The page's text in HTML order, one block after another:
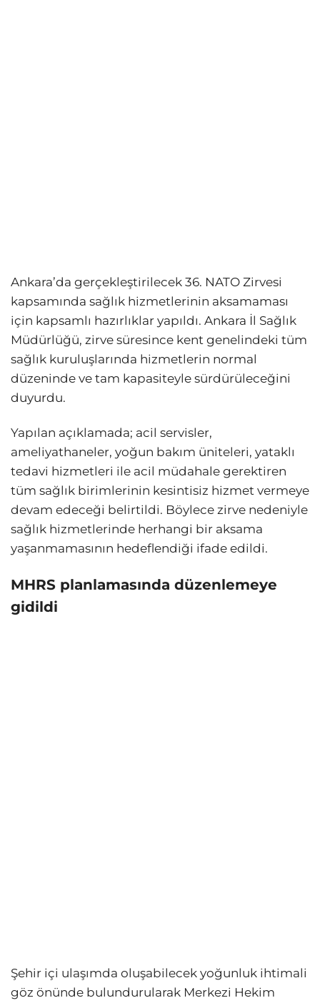
Ankara’da gerçekleştirilecek 36. NATO Zirvesi
kapsamında sağlık hizmetlerinin aksamaması
için kapsamlı hazırlıklar yapıldı. Ankara İl Sağlık
Müdürlüğü, zirve süresince kent genelindeki tüm
sağlık kuruluşlarında hizmetlerin normal
düzeninde ve tam kapasiteyle sürdürüleceğini
duyurdu.
Yapılan açıklamada; acil servisler,
ameliyathaneler, yoğun bakım üniteleri, yataklı
tedavi hizmetleri ile acil müdahale gerektiren
tüm sağlık birimlerinin kesintisiz hizmet vermeye
devam edeceği belirtildi. Böylece zirve nedeniyle
sağlık hizmetlerinde herhangi bir aksama
yaşanmamasının hedeflendiği ifade edildi.
MHRS planlamasında düzenlemeye
gidildi
Şehir içi ulaşımda oluşabilecek yoğunluk ihtimali
göz önünde bulundurularak Merkezi Hekim